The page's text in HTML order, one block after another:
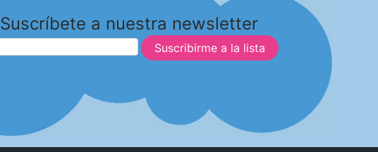
Suscríbete a nuestra newsletter
Suscribirme a la lista